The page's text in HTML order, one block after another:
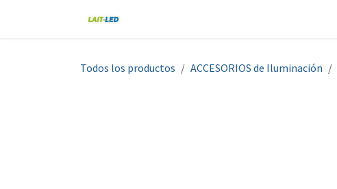
Todos los productos ACCESORIOS de Iluminación